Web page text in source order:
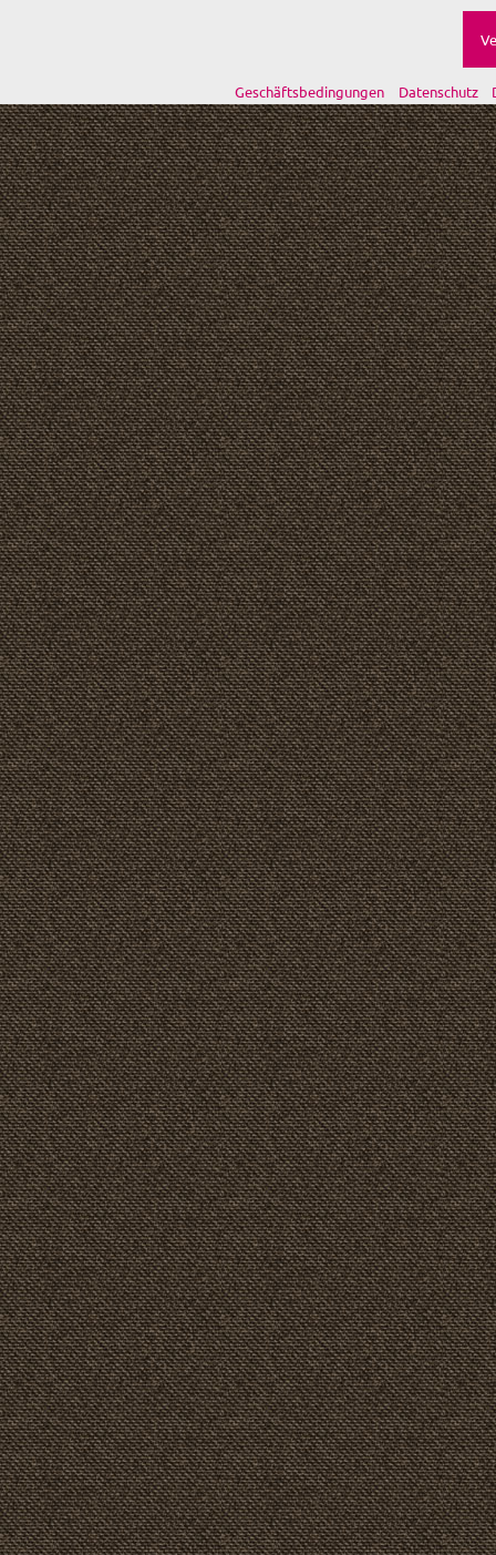
Geschäftsbedingungen Datenschutz